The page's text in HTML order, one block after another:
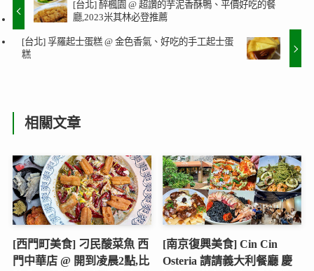
[台北] 醉楓園 @ 超讚的芋泥香酥鴨、平價好吃的餐
廳,2023米其林必登推薦
[台北] 孚羅起士蛋糕 @ 金色香氣、好吃的手工起士蛋
糕
相關文章
[西門町美食] 刁民酸菜魚 西
門中華店 @ 開到凌晨2點,比
[南京復興美食] Cin Cin
Osteria 請請義大利餐廳 慶